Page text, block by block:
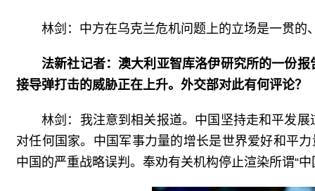
林剑：中方在乌克兰危机问题上的立场是一贯
法新社记者：澳大利亚智库洛伊研究所的一份
接导弹打击的威胁正在上升。外交部对此有何评论？
林剑：我注意到相关报道。中国坚持走和平发
对任何国家。中国军事力量的增长是世界爱好和平
中国的严重战略误判。奉劝有关机构停止渲染所谓“